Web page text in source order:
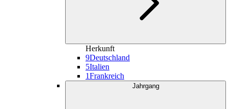
Herkunft
9Deutschland
5Italien
1Frankreich
Jahrgang